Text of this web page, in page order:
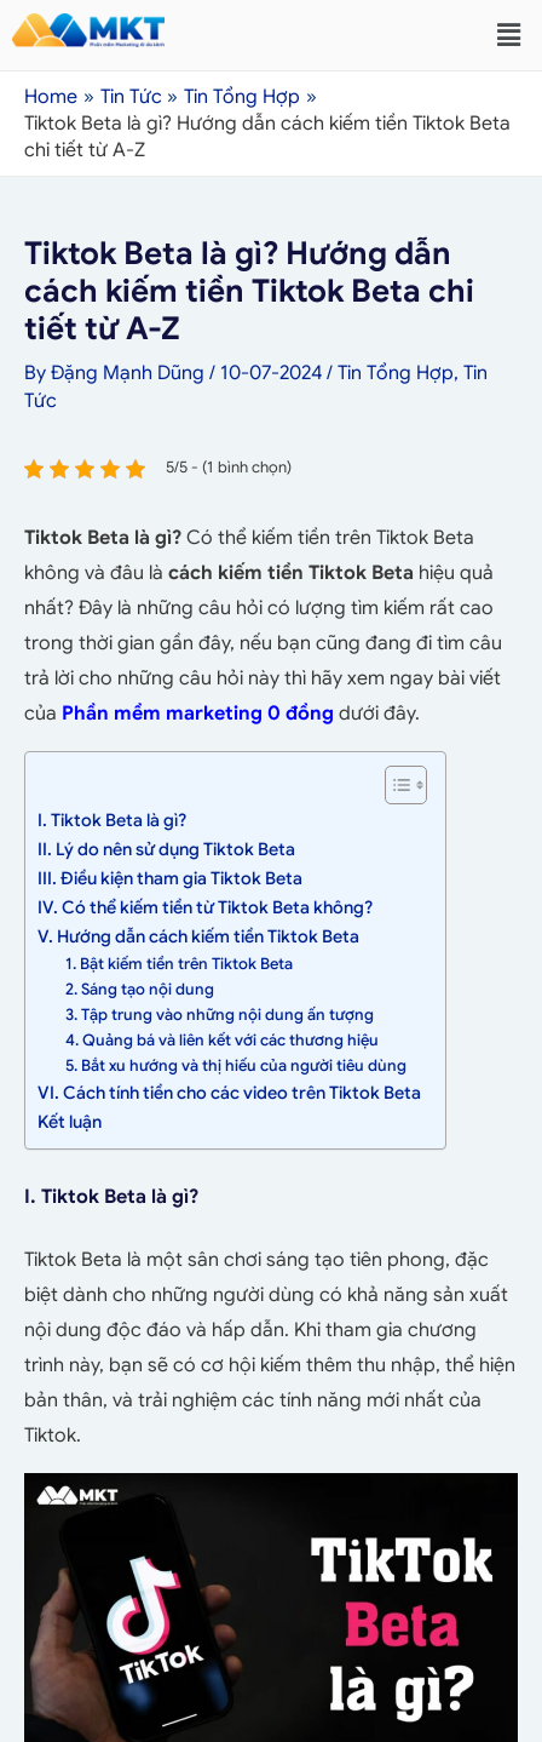
Home Tin Tức
Tin Tổng Hợp
Tiktok Beta là gì? Hướng dẫn cách kiếm tiền Tiktok Beta
chi tiết từ A-Z
Tiktok Beta là gì? Hướng dẫn
cách kiếm tiền Tiktok Beta chi
tiết từ A-Z
By Đặng Mạnh Dũng / 10-07-2024 / Tin Tổng Hợp, Tin
Tức
5/5 - (1 bình chọn)
Tiktok Beta là gì? Có thể kiếm tiền trên Tiktok Beta
không và đâu là cách kiếm tiền Tiktok Beta hiệu quả
nhất? Đây là những câu hỏi có lượng tìm kiếm rất cao
trong thời gian gần đây, nếu bạn cũng đang đi tìm câu
trả lời cho những câu hỏi này thì hãy xem ngay bài viết
của Phần mềm marketing 0 đồng dưới đây.
I. Tiktok Beta là gì?
II. Lý do nên sử dụng Tiktok Beta
III. Điều kiện tham gia Tiktok Beta
IV. Có thể kiếm tiền từ Tiktok Beta không?
V. Hướng dẫn cách kiếm tiền Tiktok Beta
1. Bật kiếm tiền trên Tiktok Beta
2. Sáng tạo nội dung
3. Tập trung vào những nội dung ấn tượng
4. Quảng bá và liên kết với các thương hiệu
5. Bắt xu hướng và thị hiếu của người tiêu dùng
VI. Cách tính tiền cho các video trên Tiktok Beta
Kết luận
I. Tiktok Beta là gì?
Tiktok Beta là một sân chơi sáng tạo tiên phong, đặc
biệt dành cho những người dùng có khả năng sản xuất
nội dung độc đáo và hấp dẫn. Khi tham gia chương
trình này, bạn sẽ có cơ hội kiếm thêm thu nhập, thể hiện
bản thân, và trải nghiệm các tính năng mới nhất của
Tiktok.